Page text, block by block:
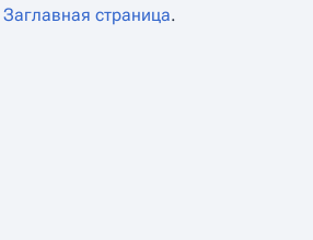
Заглавная страница.